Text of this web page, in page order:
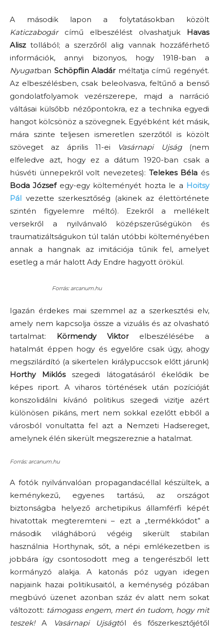
A második lapon a folytatásokban közölt
Katiczabogárcímű elbeszélést olvashatjuk Havas
Alisztollából; a szerzőről alig vannak hozzáférhető
információk, annyi bizonyos, hogy 1918-ban a
Nyugatban Schöpflin Aladárméltatja című regényét.
Az elbeszélésben, csak beleolvasva, feltűnő a benső
gondolatfolyamok vezérszerepe, majd a narráció
váltásai külsőbb nézőpontokra, ez a technika egyedi
hangot kölcsönöz a szövegnek. Egyébként két másik,
mára szinte teljesen ismeretlen szerzőtől is közölt
szöveget az április 11-ei Vasárnapi Ujság(nem
elfeledve azt, hogy ez a dátum 1920-ban csak a
húsvéti ünnepekről volt nevezetes): Telekes Béla és
Boda Józsefegy-egy költeményét hozta le a Hoitsy
Pál vezette szerkesztőség (akinek az élettörténete
szintén figyelemre méltó). Ezekről a mellékelt
versekről a nyilvánvaló középszerűségükön és
traumatizáltságukon túl talán utóbbi költeményében
annak a hangnak az imitációja tűnik fel, amelyet
esetleg a már halott Ady Endre hagyott örökül.
Forrás: arcanum.hu
Igazán érdekes mai szemmel az a szerkesztési elv,
amely nem kapcsolja össze a vizuális és az olvasható
tartalmat: Körmendy Viktorelbeszélésébe a
hatalmát éppen hogy és egyelőre csak úgy, ahogy
megszilárdító (a sikertelen királypuccsok előtt járunk)
Horthy Miklósszegedi látogatásáról ékelődik be
képes riport. A viharos történések után pozícióját
konszolidálni kívánó politikus szegedi vizitje azért
különösen pikáns, mert nem sokkal ezelőtt ebből a
városból vonultatta fel azt a Nemzeti Hadsereget,
amelynek élén sikerült megszereznie a hatalmat.
Forrás: arcanum.hu
A fotók nyilvánvalóan propagandacéllal készültek, a
keménykezű, egyenes tartású, az országot
biztonságba helyező archetipikus államférfi képét
hivatottak megteremteni – ezt a „termékkódot” a
második világháború végéig sikerült stabilan
használnia Horthynak, sőt, a népi emlékezetben is
jobbára így csontosodott meg a tengerészből lett
kormányzó alakja. A katonás póz ugyan idegen
napjaink hazai politikusaitól, a keménység pózában
megbúvó üzenet azonban száz év alatt nem sokat
változott: támogass engem, mert én tudom, hogy mit
teszek!A Vasárnapi Ujságtól és főszerkesztőjétől